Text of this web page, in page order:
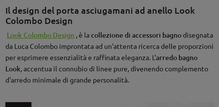
Il design del porta asciugamani ad anello Look
Colombo Design
Look Colombo Design , è lacollezione di accessori bagnodisegnata
da Luca Colombo improntata ad un'attenta ricerca delle proporzioni
per esprimere essenzialità e raffinata eleganza. L'arredo bagno
Look, accentua il connubio di linee pure, divenendo complemento
d'arredo minimale di grande personalità.